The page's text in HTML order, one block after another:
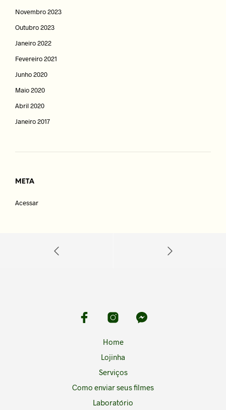
Novembro 2023
Outubro 2023
Janeiro 2022
Fevereiro 2021
Junho 2020
Maio 2020
Abril 2020
Janeiro 2017
META
Acessar
Home
Lojinha
Serviços
Como enviar seus filmes
Laboratório